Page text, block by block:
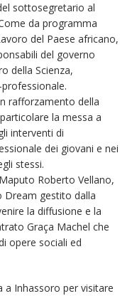
sottosegretario al
da programma
del Paese africano,
del governo
della Scienza,
rafforzamento della
la messa a
interventi di
dei giovani e nei
stessi.
Roberto Vellano,
Dream gestito dalla
la diffusione e la
Graça Machel che
opere sociali ed
a Inhassoro per visitare